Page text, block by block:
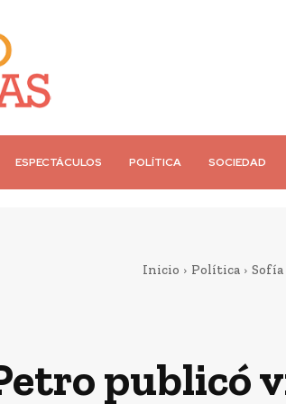
ESPECTÁCULOS POLÍTICA SOCIEDAD
Inicio Política Sofía
publicó